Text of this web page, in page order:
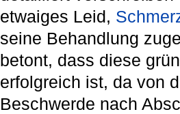
etwaiges Leid,
seine Behandlung
betont, dass diese
erfolgreich ist, da von
Beschwerde nach